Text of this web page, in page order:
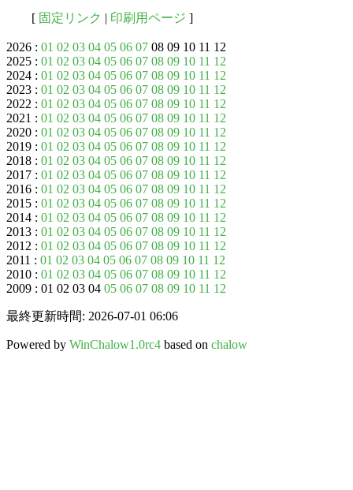
[ 固定リンク | 印刷用ページ ]
2026 : 01 02 03 04 05 06 07 08 09 10 11 12
2025 : 01 02 03 04 05 06 07 08 09 10 11 12
2024 : 01 02 03 04 05 06 07 08 09 10 11 12
2023 : 01 02 03 04 05 06 07 08 09 10 11 12
2022 : 01 02 03 04 05 06 07 08 09 10 11 12
2021 : 01 02 03 04 05 06 07 08 09 10 11 12
2020 : 01 02 03 04 05 06 07 08 09 10 11 12
2019 : 01 02 03 04 05 06 07 08 09 10 11 12
2018 : 01 02 03 04 05 06 07 08 09 10 11 12
2017 : 01 02 03 04 05 06 07 08 09 10 11 12
2016 : 01 02 03 04 05 06 07 08 09 10 11 12
2015 : 01 02 03 04 05 06 07 08 09 10 11 12
2014 : 01 02 03 04 05 06 07 08 09 10 11 12
2013 : 01 02 03 04 05 06 07 08 09 10 11 12
2012 : 01 02 03 04 05 06 07 08 09 10 11 12
2011 : 01 02 03 04 05 06 07 08 09 10 11 12
2010 : 01 02 03 04 05 06 07 08 09 10 11 12
2009 : 01 02 03 04 05 06 07 08 09 10 11 12
最終更新時間: 2026-07-01 06:06
Powered by WinChalow1.0rc4 based on chalow